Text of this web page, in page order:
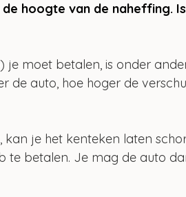
hoogte van de naheffing.
moet betalen, is onder
de auto, hoe hoger de
je het kenteken laten
te betalen. Je mag de auto